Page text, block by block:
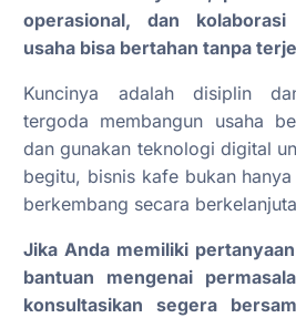
operasional, dan
usaha bisa bertahan tanpa
Kuncinya adalah disiplin
tergoda membangun usaha
dan gunakan teknologi digital
begitu, bisnis kafe bukan
berkembang secara
Jika Anda memiliki
bantuan mengenai
konsultasikan segera